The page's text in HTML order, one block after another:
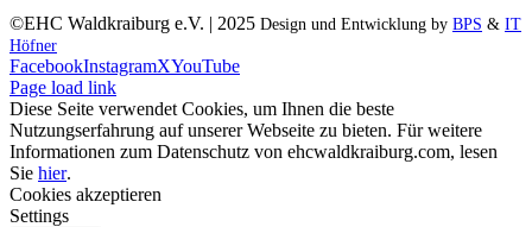
©EHC Waldkraiburg e.V. | 2025 Design und Entwicklung by BPS & IT
Höfner
FacebookInstagramXYouTube
Page load link
Diese Seite verwendet Cookies, um Ihnen die beste
Nutzungserfahrung auf unserer Webseite zu bieten. Für weitere
Informationen zum Datenschutz von ehcwaldkraiburg.com, lesen
Sie hier.
Cookies akzeptieren
Settings